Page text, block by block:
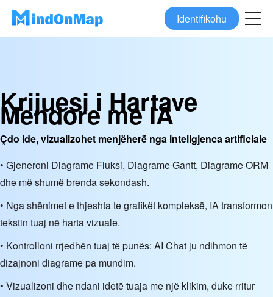
Identifikohu
Krijuesi i Hartave
Mendore me IA
Çdo ide, vizualizohet menjëherë nga inteligjenca artificiale
• Gjeneroni Diagrame Fluksi, Diagrame Gantt, Diagrame ORM
dhe më shumë brenda sekondash.
• Nga shënimet e thjeshta te grafikët kompleksë, IA transformon
tekstin tuaj në harta vizuale.
• Kontrolloni rrjedhën tuaj të punës: AI Chat ju ndihmon të
dizajnoni diagrame pa mundim.
• Vizualizoni dhe ndani idetë tuaja me një klikim, duke rritur